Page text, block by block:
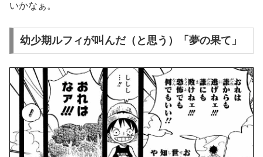
いかなぁ。
幼少期ルフィが叫んだ（と思う）「夢の果て」